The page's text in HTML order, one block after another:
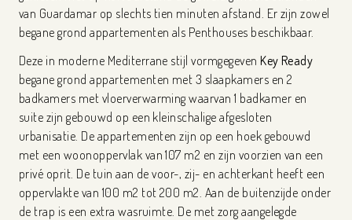
van Guardamar op slechts tien minuten afstand. Er zijn zowel
begane grond appartementen als Penthouses beschikbaar.
Deze in moderne Mediterrane stijl vormgegevenKey Ready
begane grond appartementen met 3 slaapkamers en 2
badkamers met vloerverwarming waarvan 1 badkamer en
suite zijn gebouwd op een kleinschalige afgesloten
urbanisatie. De appartementen zijn op een hoek gebouwd
met een woonoppervlak van 107 m2 en zijn voorzien van een
privé oprit. De tuin aan de voor-, zij- en achterkant heeft een
oppervlakte van 100 m2 tot 200 m2. Aan de buitenzijde onder
de trap is een extra wasruimte. De met zorg aangelegde